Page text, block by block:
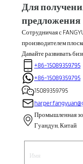
Для
предложения
Сотрудничая с
производителем
Давайте развивать
+86-15089359795
+86-15089359795
15089359795
Промышленная
Гуандун, Китай